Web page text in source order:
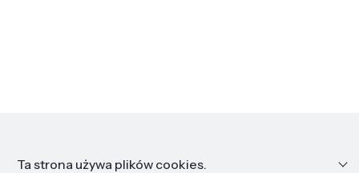
Informacje
Ta strona używa plików cookies.